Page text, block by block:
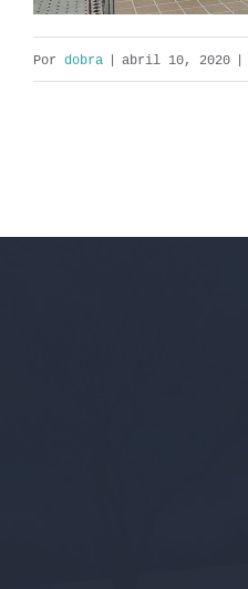
Por dobra | abril 10, 2020 |